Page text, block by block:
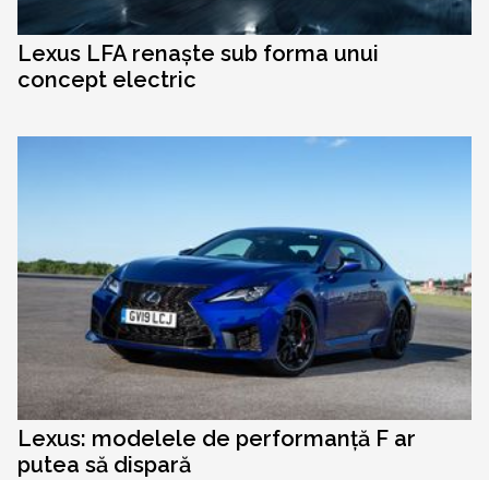
Lexus LFA renaște sub forma unui
concept electric
Lexus: modelele de performanță F ar
putea să dispară